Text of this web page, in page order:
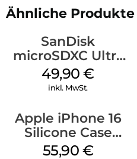
Ähnliche Produkte
SanDisk
microSDXC Ultra
128 GB + Adapter
Mobile
49,90€
inkl. MwSt.
Apple iPhone 16
Silicone Case
MagSafe Plum
55,90 €